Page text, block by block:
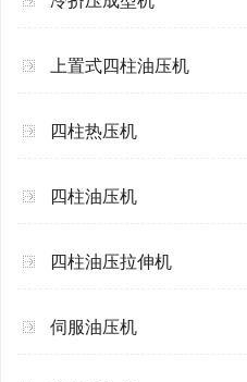
上置式四柱油压机
四柱热压机
四柱油压机
四柱油压拉伸机
伺服油压机